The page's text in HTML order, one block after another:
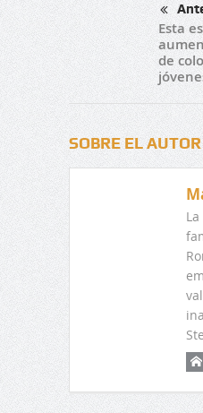
Esta
de
SOBRE EL AUTOR